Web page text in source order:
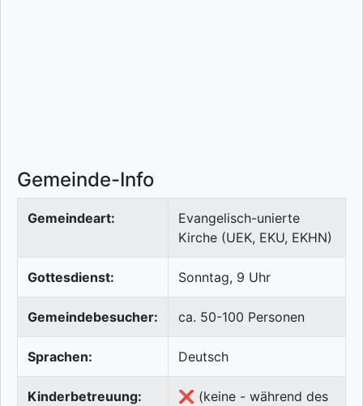
Gemeinde-Info
Gemeindeart:
Evangelisch-unierte
Kirche (UEK, EKU, EKHN)
Gottesdienst: Sonntag, 9 Uhr
Gemeindebesucher: ca. 50-100 Personen
Sprachen: Deutsch
Kinderbetreuung:
❌ (keine - während des